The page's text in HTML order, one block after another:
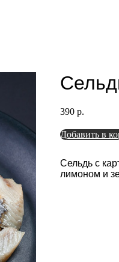
390 р.
Добавить в
Сельдь с
лимоном и